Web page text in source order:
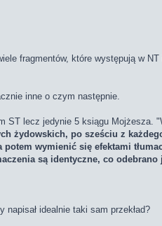
fragmentów, które występują w
inne o czym następnie.
lecz jedynie 5 ksiągu Mojżesza.
żydowskich, po sześciu z
wymienić się efektami
są identyczne, co
idealnie taki sam przekład?